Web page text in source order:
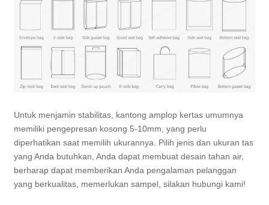
Untuk menjamin stabilitas, kantong amplop kertas umumnya
memiliki pengepresan kosong 5-10mm, yang perlu
diperhatikan saat memilih ukurannya. Pilih jenis dan ukuran tas
yang Anda butuhkan, Anda dapat membuat desain tahan air,
berharap dapat memberikan Anda pengalaman pelanggan
yang berkualitas, memerlukan sampel, silakan hubungi kami!